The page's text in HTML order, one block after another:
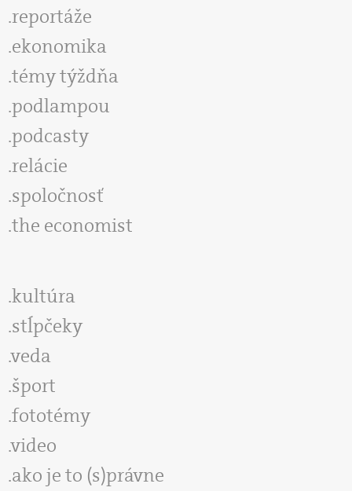
reportáže
ekonomika
témy týždňa
podlampou
podcasty
relácie
spoločnosť
the economist
kultúra
stĺpčeky
veda
šport
fototémy
video
ako je to (s)právne